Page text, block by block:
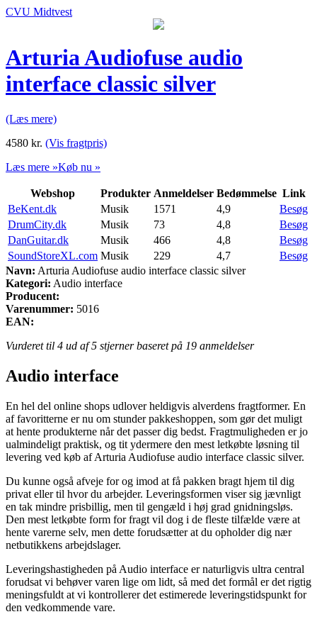
CVU Midtvest
Arturia Audiofuse audio
interface classic silver
(Læs mere)
4580 kr. (Vis fragtpris)
Læs mere »Køb nu »
Webshop Produkter Anmeldelser Bedømmelse Link
BeKent.dk
Musik 1571 4,9
Besøg
DrumCity.dk
Musik 73 4,8
Besøg
DanGuitar.dk
Musik 466 4,8
Besøg
SoundStoreXL.com Musik 229 4,7
Besøg
Navn: Arturia Audiofuse audio interface classic silver
Kategori: Audio interface
Producent:
Varenummer: 5016
EAN:
Vurderet til 4 ud af 5 stjerner baseret på 19 anmeldelser
Audio interface
En hel del online shops udlover heldigvis alverdens fragtformer. En
af favoritterne er nu om stunder pakkeshoppen, som gør det muligt
at hente produkterne når det passer dig bedst. Fragtmuligheden er jo
ualmindeligt praktisk, og tit ydermere den mest letkøbte løsning til
levering ved køb af Arturia Audiofuse audio interface classic silver.
Du kunne også afveje for og imod at få pakken bragt hjem til dig
privat eller til hvor du arbejder. Leveringsformen viser sig jævnligt
en tak mindre prisbillig, men til gengæld i høj grad gnidningsløs.
Den mest letkøbte form for fragt vil dog i de fleste tilfælde være at
hente varerne selv, men dette forudsætter at du opholder dig nær
netbutikkens arbejdslager.
Leveringshastigheden på Audio interface er naturligvis ultra central
forudsat vi behøver varen lige om lidt, så med det formål er det rigtig
meningsfuldt at vi kontrollerer det estimerede leveringstidspunkt for
den vedkommende vare.